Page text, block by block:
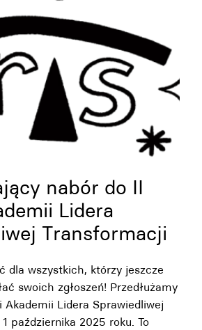
nabór do II
Lidera
Transformacji
dla wszystkich, którzy jeszcze
swoich zgłoszeń! Przedłużamy
Akademii Lidera Sprawiedliwej
października 2025 roku. To